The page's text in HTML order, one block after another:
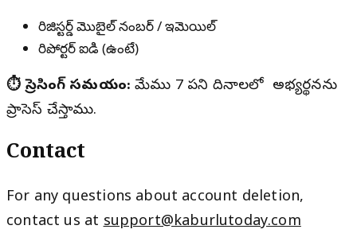
రిజిస్టర్డ్ మొబైల్ నంబర్ / ఇమెయిల్
రిపోర్టర్ ఐడి (ఉంటే)
⏱️ ప్రాసెసింగ్ సమయం: మేము 7 పని దినాలలో మీ అభ్యర్థనను
ప్రాసెస్ చేస్తాము.
Contact
For any questions about account deletion,
contact us at support@kaburlutoday.com